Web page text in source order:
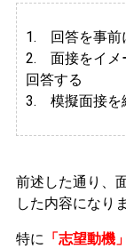
1. 回答を事前
2. 面接をイメ
回答する
3. 模擬面接を
前述した通り、
した内容になり
特に 「志望動機